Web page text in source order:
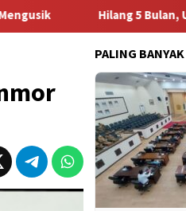
Hilang 5 Bulan, Ustadz Ujang
PALING